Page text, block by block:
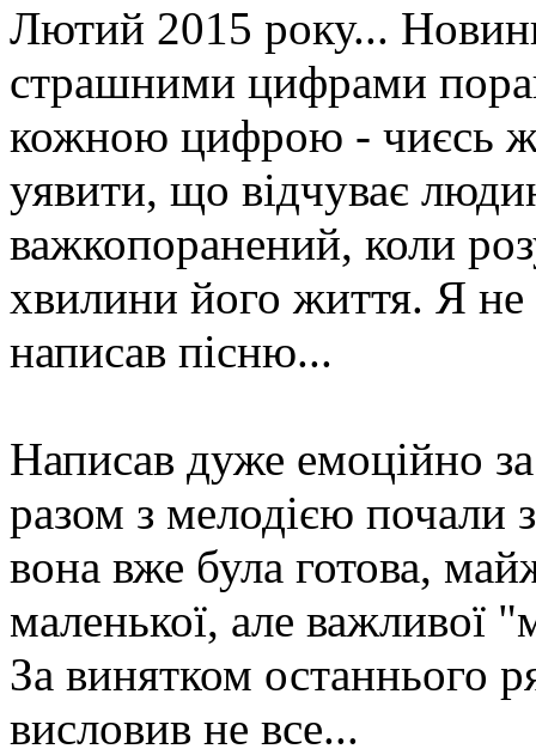
Лютий 2015 року...
страшними цифрами
кожною цифрою - чиєсь
уявити, що відчуває
важкопоранений, коли
хвилини його життя. Я не
написав пісню...
Написав дуже емоційно за
разом з мелодією почали
вона вже була готова,
маленької, але важливої
За винятком останнього
висловив не все...